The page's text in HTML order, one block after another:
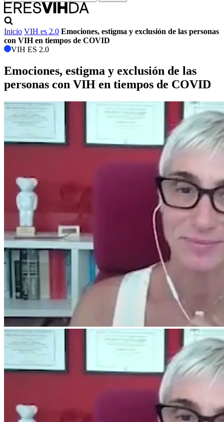
Inicio VIH es 2.0 Emociones, estigma y exclusión de las personas
con VIH en tiempos de COVID
VIH ES 2.0
Emociones, estigma y exclusión de las
personas con VIH en tiempos de COVID